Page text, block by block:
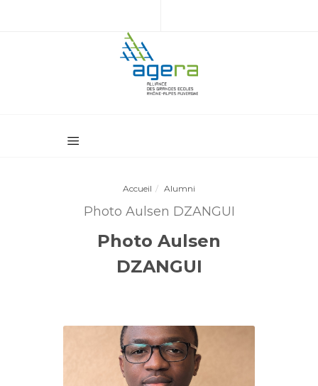
Accueil Alumni
Photo Aulsen DZANGUI
Photo Aulsen
DZANGUI